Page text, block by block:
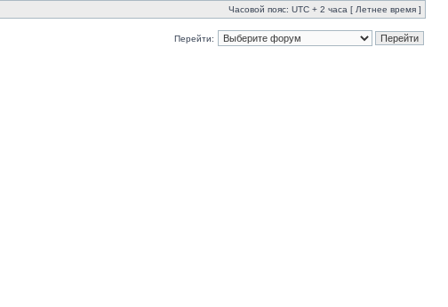
Часовой пояс: UTC + 2 часа [ Летнее время ]
Перейти: